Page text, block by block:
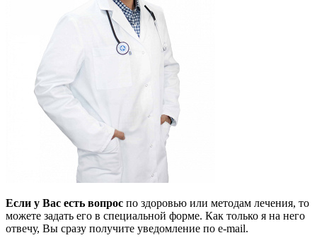
Если у Вас есть вопрос по здоровью или методам лечения, то
можете задать его в специальной форме. Как только я на него
отвечу, Вы сразу получите уведомление по e-mail.